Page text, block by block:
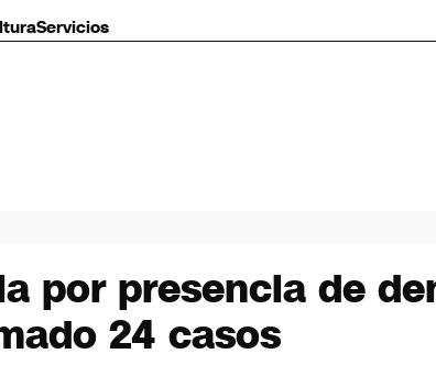
Servicios
por presencia de
24 casos